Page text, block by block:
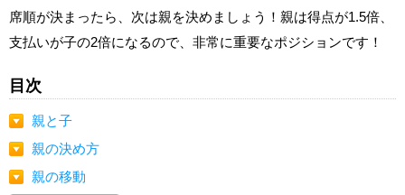
席順が決まったら、次は親を決めましょう！親は得点が1.5倍、
支払いが子の2倍になるので、非常に重要なポジションです！
目次
親と子
親の決め方
親の移動